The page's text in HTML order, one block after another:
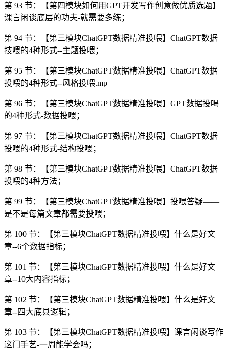
第 93 节：【第四模块如何用GPT开发写作创意做优质选题】
课言闲谈底层的功夫-就需要多练；
第 94 节：【第三模块ChatGPT数据精准投喂】ChatGPT数据
技喂的4种形式--主题投喂；
第 95 节：【第三模块ChatGPT数据精准投喂】ChatGPT数据
投喂的4种形式--风格投喂.mp
第 96 节：【第三模块ChatGPT数据精准投喂】GPT数据投喝
的4种形式-数据投喂；
第 97 节：【第三模块ChatGPT数据精准投喂】ChatGPT数据
投喂的4种形式-结构投喂；
第 98 节：【第三模块ChatGPT数据精准投喂】ChatGPT数据
投喂的4种方法；
第 99 节：【第三模块ChatGPT数据精准投喂】投喂答疑——
是不是每篇文章都需要投喂；
第 100 节：【第三模块ChatGPT数据精准投喂】什么是好文
章--6个数据指标；
第 101 节：【第三模块ChatGPT数据精准投喂】什么是好文
章--10大内容指标；
第 102 节：【第三模块ChatGPT数据精准投喂】什么是好文
章--四大底县逻辑；
第 103 节：【第三模块ChatGPT数据精准投喂】课言闲谈写作
这门手艺-一周能学会吗；